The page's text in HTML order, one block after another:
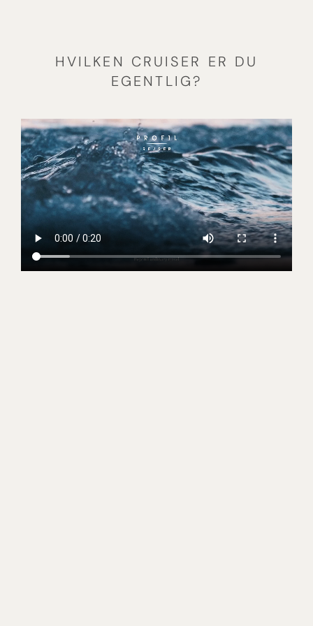
HVILKEN CRUISER ER DU
EGENTLIG?